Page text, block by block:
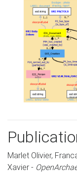
Marlet Olivier,
Xavier -